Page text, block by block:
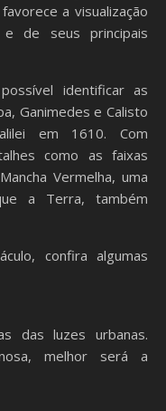
a visualização
de seus principais
identificar as
Ganimedes e Calisto
em 1610. Com
como as faixas
Vermelha, uma
a Terra, também
confira algumas
das luzes urbanas.
melhor será a